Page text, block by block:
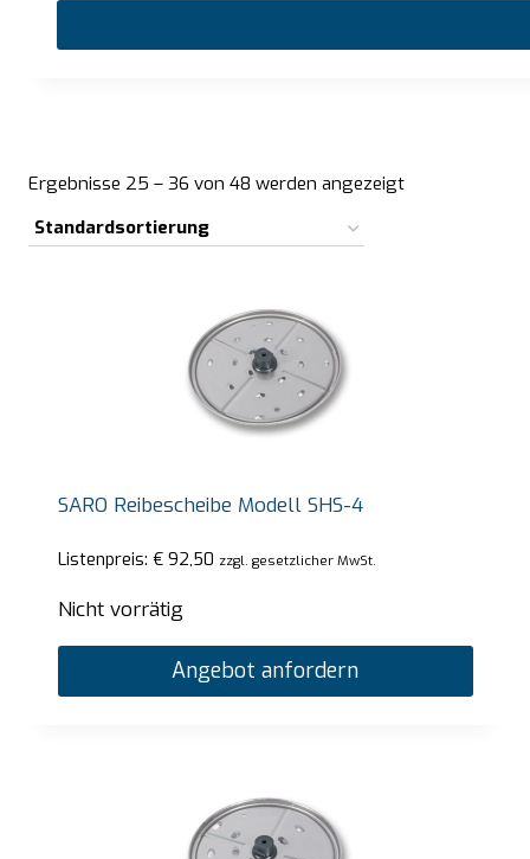
Ergebnisse 25 – 36 von 48 werden angezeigt
SARO Reibescheibe Modell SHS-4
Listenpreis: €92,50 zzgl. gesetzlicher MwSt.
Nicht vorrätig
Angebot anfordern